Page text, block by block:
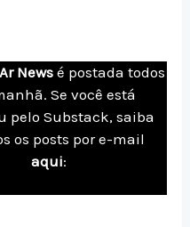
Newsé postada todos
Se você está
pelo Substack, saiba
os posts por e-mail
aqui: